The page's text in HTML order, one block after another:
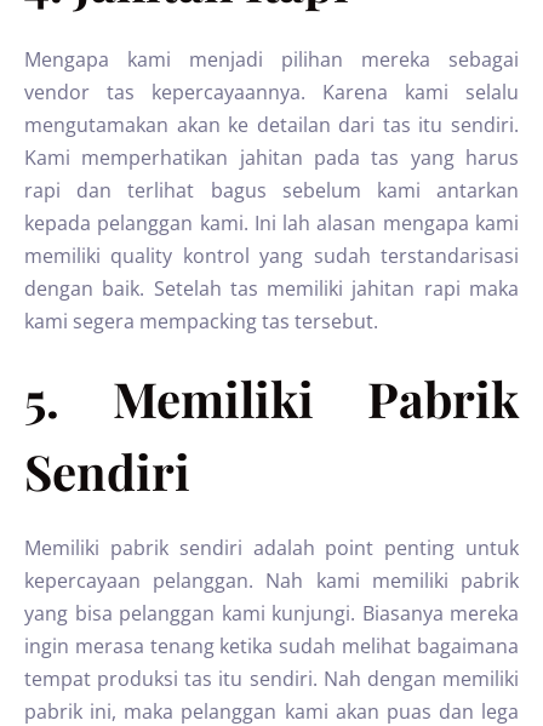
Mengapa kami menjadi pilihan mereka sebagai
vendor tas kepercayaannya. Karena kami selalu
mengutamakan akan ke detailan dari tas itu sendiri.
Kami memperhatikan jahitan pada tas yang harus
rapi dan terlihat bagus sebelum kami antarkan
kepada pelanggan kami. Ini lah alasan mengapa kami
memiliki quality kontrol yang sudah terstandarisasi
dengan baik. Setelah tas memiliki jahitan rapi maka
kami segera mempacking tas tersebut.
5. Memiliki Pabrik
Sendiri
Memiliki pabrik sendiri adalah point penting untuk
kepercayaan pelanggan. Nah kami memiliki pabrik
yang bisa pelanggan kami kunjungi. Biasanya mereka
ingin merasa tenang ketika sudah melihat bagaimana
tempat produksi tas itu sendiri. Nah dengan memiliki
pabrik ini, maka pelanggan kami akan puas dan lega